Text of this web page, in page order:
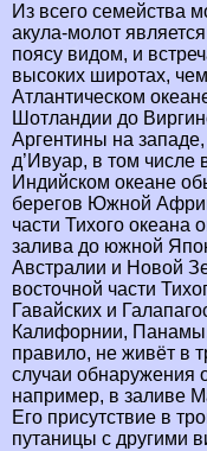
Из всего семейства
акула-молот
поясу видом, и
высоких широтах,
Атлантическом
Шотландии до
Аргентины на
д’Ивуар, в том
Индийском океане
берегов Южной
части Тихого океана
залива до южной
Австралии и Новой
восточной части
Гавайских и
Калифорнии,
правило, не живёт в
случаи обнаружения
например, в заливе
Его присутствие в
пyтaницы с другими